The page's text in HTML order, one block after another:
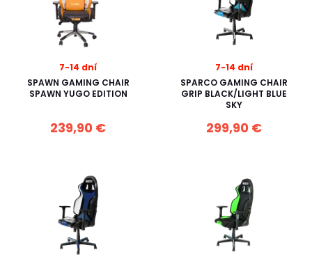
7-14 dní
SPAWN GAMING CHAIR
SPAWN YUGO EDITION
239,90 €
7-14 dní
SPARCO GAMING CHAIR
GRIP BLACK/LIGHT BLUE
SKY
299,90 €